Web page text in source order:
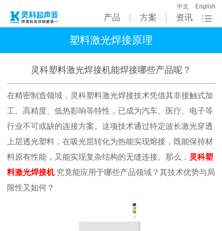
产品 方案 资讯
中文 English
塑料激光焊接原理
灵科塑料激光焊接机能焊接哪些产品呢？
在精密制造领域，灵科塑料激光焊接技术凭借其非接触式加
工、高精度、低热影响等特性，已成为汽车、医疗、电子等
行业不可或缺的连接方案。这项技术通过特定波长激光穿透
上层透光塑料，在吸光层转化为热能实现熔接，既能保持材
料原有性能，又能实现复杂结构的无缝连接。那么， 灵科塑
料激光焊接机 究竟能应用于哪些产品领域？其技术优势与局
限性又如何？